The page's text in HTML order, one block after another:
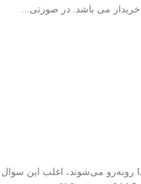
می باشد. در صورتی...
زمانی که افراد با نام اپلیکیشن U Smart Go روبه‌رو می‌شوند، اغلب این سوال